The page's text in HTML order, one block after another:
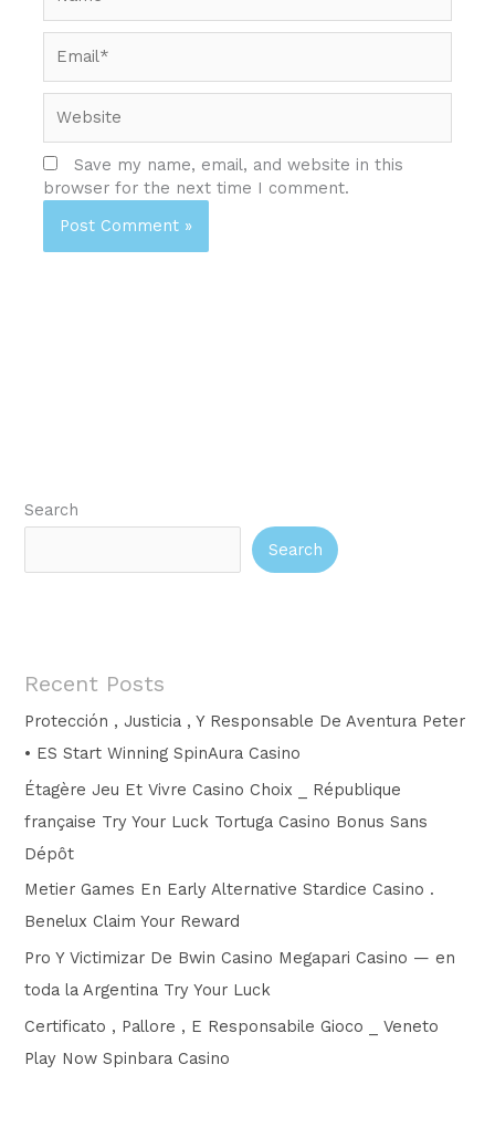
Save my name, email, and website in this
browser for the next time I comment.
Search
Search
Recent Posts
Protección , Justicia , Y Responsable De Aventura Peter
• ES Start Winning SpinAura Casino
Étagère Jeu Et Vivre Casino Choix _ République
française Try Your Luck Tortuga Casino Bonus Sans
Dépôt
Metier Games En Early Alternative Stardice Casino .
Benelux Claim Your Reward
Pro Y Victimizar De Bwin Casino Megapari Casino — en
toda la Argentina Try Your Luck
Certificato , Pallore , E Responsabile Gioco _ Veneto
Play Now Spinbara Casino